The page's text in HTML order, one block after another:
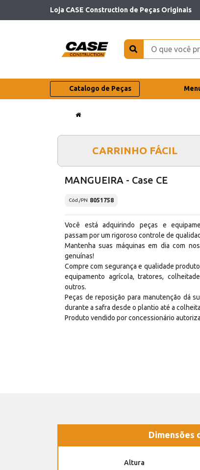
Loja CASE Construction de Peças Originais
Catalogo de Peças
CARRINHO FÁCIL
MANGUEIRA - Case CE
Cód./PN 8051758
Você está adquirindo peças e
passam por um rigoroso controle de
Mantenha suas máquinas em dia com
genuínas!
Compre com segurança e qualidade
equipamento agrícola, tratores,
outros.
Peças de reposição para manutenção dá
durante a safra desde o plantio até a
Produto vendido por concessionário
Dimensões
Altura